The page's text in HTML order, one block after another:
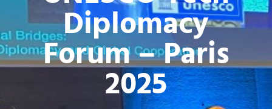
Diplomacy
Forum – Paris
2025